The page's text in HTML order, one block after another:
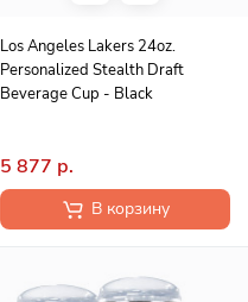
Los Angeles Lakers 24oz.
Personalized Stealth Draft
Beverage Cup - Black
5 877 р.
В корзину